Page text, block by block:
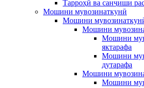
Тарроҳӣ ва санҷиши
Мошини мувозинаткунӣ
Мошини
Мошини
Мошини
яктарафа
Мошини
дутарафа
Мошини
Мошини